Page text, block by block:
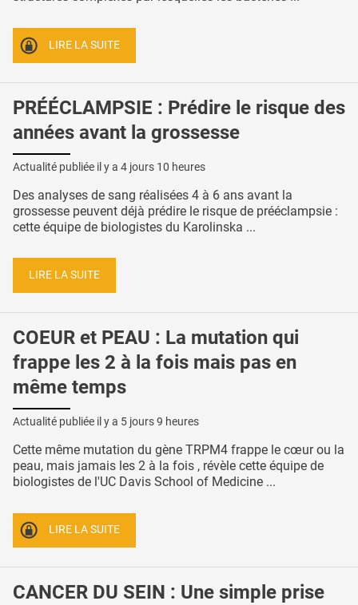
LIRE LA SUITE
PRÉÉCLAMPSIE : Prédire le risque des
années avant la grossesse
Actualité publiée il y a 4 jours 10 heures
Des analyses de sang réalisées 4 à 6 ans avant la
grossesse peuvent déjà prédire le risque de prééclampsie :
cette équipe de biologistes du Karolinska ...
LIRE LA SUITE
COEUR et PEAU : La mutation qui
frappe les 2 à la fois mais pas en
même temps
Actualité publiée il y a 5 jours 9 heures
Cette même mutation du gène TRPM4 frappe le cœur ou la
peau, mais jamais les 2 à la fois , révèle cette équipe de
biologistes de l'UC Davis School of Medicine ...
LIRE LA SUITE
CANCER DU SEIN : Une simple prise